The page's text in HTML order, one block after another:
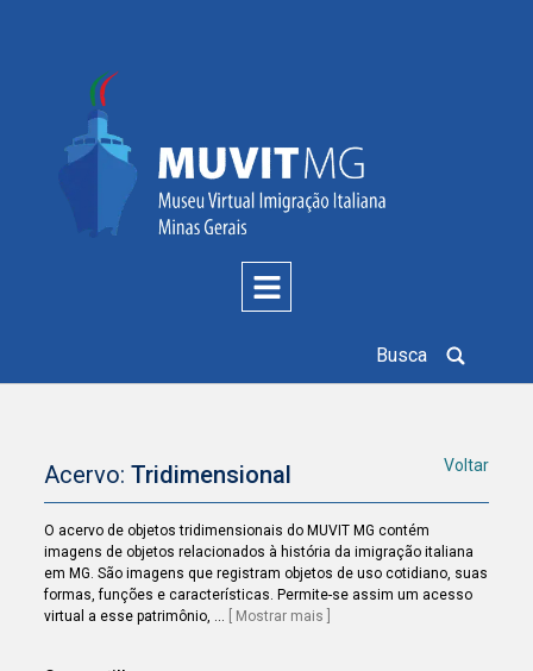
Busca
Acervo:Tridimensional Voltar
O acervo de objetos tridimensionais do MUVIT MG contém
imagens de objetos relacionados à história da imigração italiana
em MG. São imagens que registram objetos de uso cotidiano, suas
formas, funções e características. Permite-se assim um acesso
virtual a esse patrimônio, ... [ Mostrar mais ]